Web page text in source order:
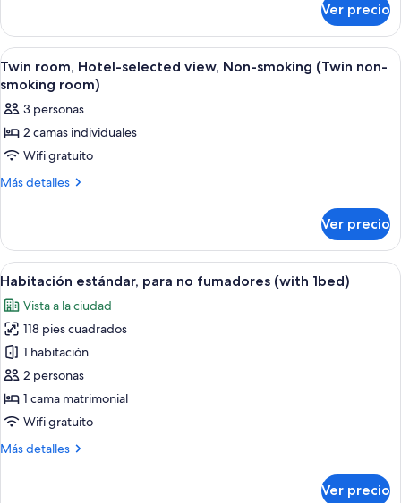
Hotel-
selected
View,
Non-
smoking
Single
Room,
Hotel-
selected
Non-
smoking
Ver precio
Abrir
todas
las
fotos
de
Twin
room,
view,
Non-
smoking
(Twin
non-
smoking
room)
Habitación de hotel con dos camas,
3
Twin room, Hotel-selected view, Non-smoking (Twin non-
smoking room)
3 personas
2 camas individuales
Wifi gratuito
Más detalles
Más
room,
Hotel-
selected
Non-
smoking
(Twin
non-
smoking
room)
Ver precio
Abrir
todas
las
fotos
de
Habitación
estándar,
para
fumadores
17
Habitación estándar, para no fumadores (with 1bed)
Vista a la ciudad
118 pies cuadrados
1 habitación
2 personas
1 cama matrimonial
Wifi gratuito
Más detalles
Más
Ver precio